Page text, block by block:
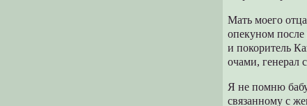
Мать моего
опекуном
и покоритель
очами, генерал
Я не помню
связанному с